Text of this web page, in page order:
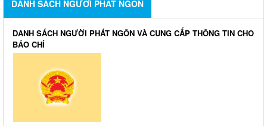
DANH SÁCH NGƯỜI PHÁT NGÔN
DANH SÁCH NGƯỜI PHÁT NGÔN VÀ CUNG CẤP THÔNG TIN CHO
BÁO CHÍ